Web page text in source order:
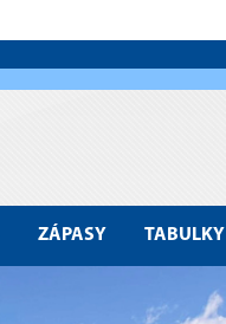
ZÁPASY TABULKY